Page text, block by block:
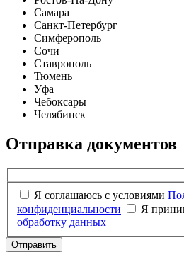
Самара
Санкт-Петербург
Симферополь
Сочи
Ставрополь
Тюмень
Уфа
Чебоксары
Челябинск
Отправка документов
Я соглашаюсь с условиями
конфиденциальности
Я
обработку данных
Отправить